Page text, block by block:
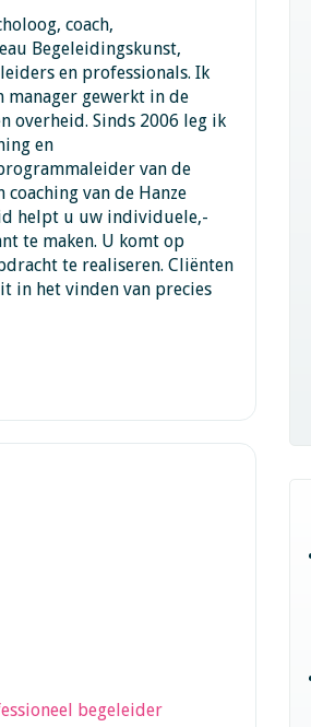
coach,
Begeleidingskunst,
en professionals. Ik
manager gewerkt in de
overheid. Sinds 2006 leg ik
en
van de
van de Hanze
helpt u uw individuele,-
te maken. U komt op
te realiseren. Cliënten
in het vinden van precies
begeleider